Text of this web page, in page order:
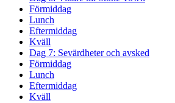
Förmiddag
Lunch
Eftermiddag
Kväll
Dag 7: Sevärdheter och avsked
Förmiddag
Lunch
Eftermiddag
Kväll